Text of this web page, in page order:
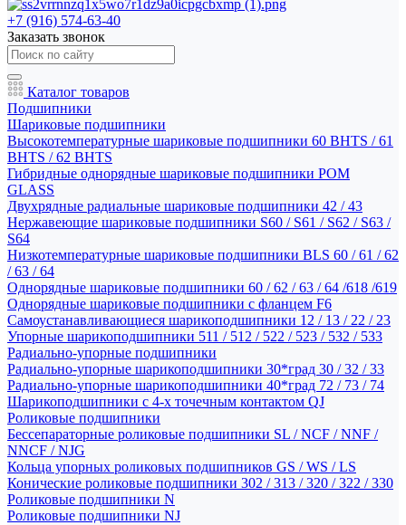
+7 (916) 574-63-40
Заказать звонок
Каталог товаров
Подшипники
Шариковые подшипники
Высокотемпературные шариковые подшипники 60 BHTS / 61
BHTS / 62 BHTS
Гибридные однорядные шариковые подшипники POM
GLASS
Двухрядные радиальные шариковые подшипники 42 / 43
Нержавеющие шариковые подшипники S60 / S61 / S62 / S63 /
S64
Низкотемпературные шариковые подшипники BLS 60 / 61 / 62
/ 63 / 64
Однорядные шариковые подшипники 60 / 62 / 63 / 64 /618 /619
Однорядные шариковые подшипники с фланцем F6
Самоустанавливающиеся шарикоподшипники 12 / 13 / 22 / 23
Упорные шарикоподшипники 511 / 512 / 522 / 523 / 532 / 533
Радиально-упорные подшипники
Радиально-упорные шарикоподшипники 30*град 30 / 32 / 33
Радиально-упорные шарикоподшипники 40*град 72 / 73 / 74
Шарикоподшипники с 4-х точечным контактом QJ
Роликовые подшипники
Бессепараторные роликовые подшипники SL / NCF / NNF /
NNCF / NJG
Кольца упорных роликовых подшипников GS / WS / LS
Конические роликовые подшипники 302 / 313 / 320 / 322 / 330
Роликовые подшипники N
Роликовые подшипники NJ